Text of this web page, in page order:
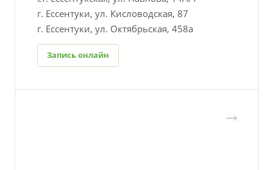
г. Ессентуки, ул. Кисловодская, 87
г. Ессентуки, ул. Октябрьская, 458а
Запись онлайн